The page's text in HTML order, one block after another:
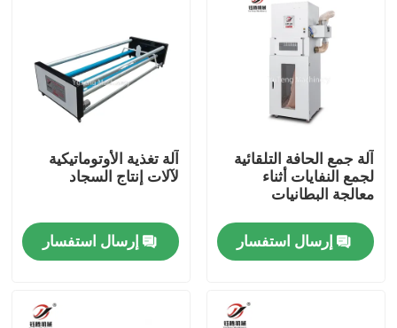
المنزل
آلة جمع الحافة التلقائية
لجمع النفايات أثناء
معالجة البطانيات
إرسال استفسار
آلة تغذية الأوتوماتيكية
لآلات إنتاج السجاد
إرسال استفسار